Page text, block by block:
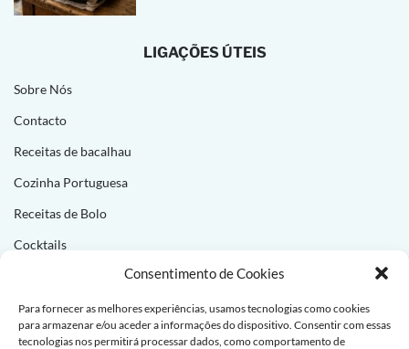
Consentimento de Cookies
Para fornecer as melhores experiências, usamos tecnologias como cookies
para armazenar e/ou aceder a informações do dispositivo. Consentir com essas
tecnologias nos permitirá processar dados, como comportamento de
LIGAÇÕES ÚTEIS
Sobre Nós
Contacto
Receitas de bacalhau
Cozinha Portuguesa
Receitas de Bolo
Cocktails
Subscreva e receba novas receitas todas as semanas!